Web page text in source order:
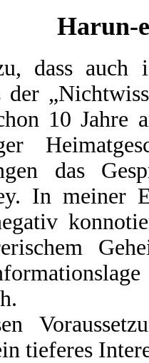
Harun-
dass auch
der
10 Jahre
das
In meiner
tieferes